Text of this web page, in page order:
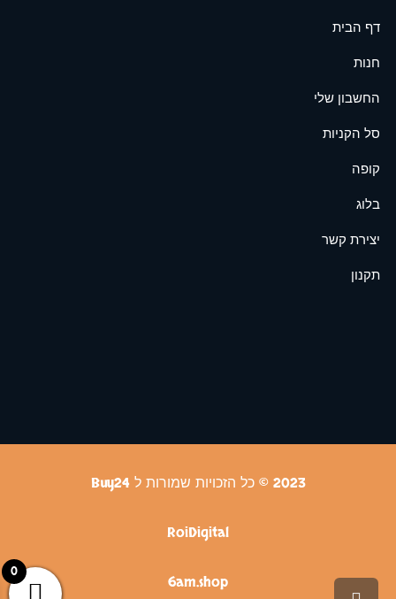
דף הבית
חנות
החשבון שלי
סל הקניות
קופה
בלוג
יצירת קשר
תקנון
2023 © כל הזכויות שמורות ל Buy24
RoiDigital
6am.shop
0